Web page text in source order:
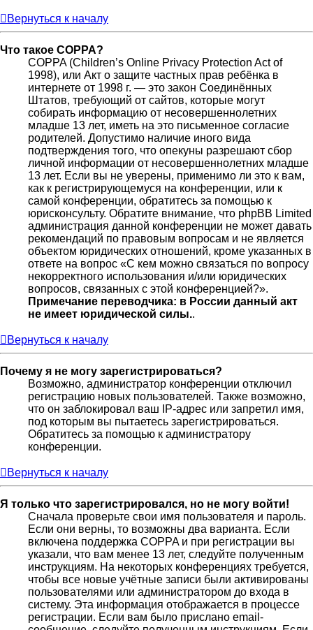
Вернуться к началу
Что такое COPPA?
COPPA (Children’s Online Privacy Protection Act of
1998), или Акт о защите частных прав ребёнка в
интернете от 1998 г. — это закон Соединённых
Штатов, требующий от сайтов, которые могут
собирать информацию от несовершеннолетних
младше 13 лет, иметь на это письменное согласие
родителей. Допустимо наличие иного вида
подтверждения того, что опекуны разрешают сбор
личной информации от несовершеннолетних младше
13 лет. Если вы не уверены, применимо ли это к вам,
как к регистрирующемуся на конференции, или к
самой конференции, обратитесь за помощью к
юрисконсульту. Обратите внимание, что phpBB Limited
администрация данной конференции не может давать
рекомендаций по правовым вопросам и не является
объектом юридических отношений, кроме указанных в
ответе на вопрос «С кем можно связаться по вопросу
некорректного использования и/или юридических
вопросов, связанных с этой конференцией?».
Примечание переводчика: в России данный акт
не имеет юридической силы..
Вернуться к началу
Почему я не могу зарегистрироваться?
Возможно, администратор конференции отключил
регистрацию новых пользователей. Также возможно,
что он заблокировал ваш IP-адрес или запретил имя,
под которым вы пытаетесь зарегистрироваться.
Обратитесь за помощью к администратору
конференции.
Вернуться к началу
Я только что зарегистрировался, но не могу войти!
Сначала проверьте свои имя пользователя и пароль.
Если они верны, то возможны два варианта. Если
включена поддержка COPPA и при регистрации вы
указали, что вам менее 13 лет, следуйте полученным
инструкциям. На некоторых конференциях требуется,
чтобы все новые учётные записи были активированы
пользователями или администратором до входа в
систему. Эта информация отображается в процессе
регистрации. Если вам было прислано email-